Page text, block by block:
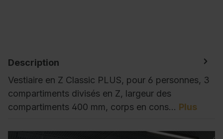
Description
Vestiaire en Z Classic PLUS, pour 6 personnes, 3
compartiments divisés en Z, largeur des
compartiments 400 mm, corps en cons… Plus